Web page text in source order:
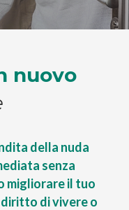
nuovo
della nuda
senza
migliorare il tuo
di vivere o